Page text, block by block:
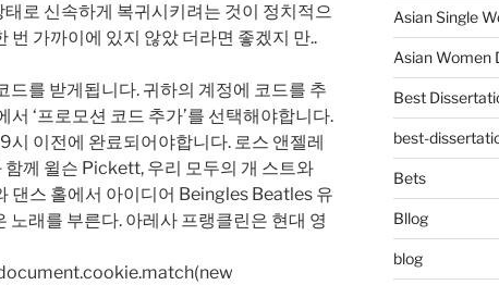
로 신속하게 복귀시키려는 것이 정치적으
번 가까이에 있지 않았 더라면 좋겠지 만..
드를 받게됩니다. 귀하의 계정에 코드를 추
서 ‘프로모션 코드 추가’를 선택해야합니다.
시 이전에 완료되어야합니다. 로스 앤젤레
께 윌슨 Pickett, 우리 모두의 개 스트와
댄스 홀에서 아이디어 Beingles Beatles 유
래를 부른다. 아레사 프랭클린은 현대 영
Asian Single
Asian Women
Best
best-
Bets
Bllog
blog